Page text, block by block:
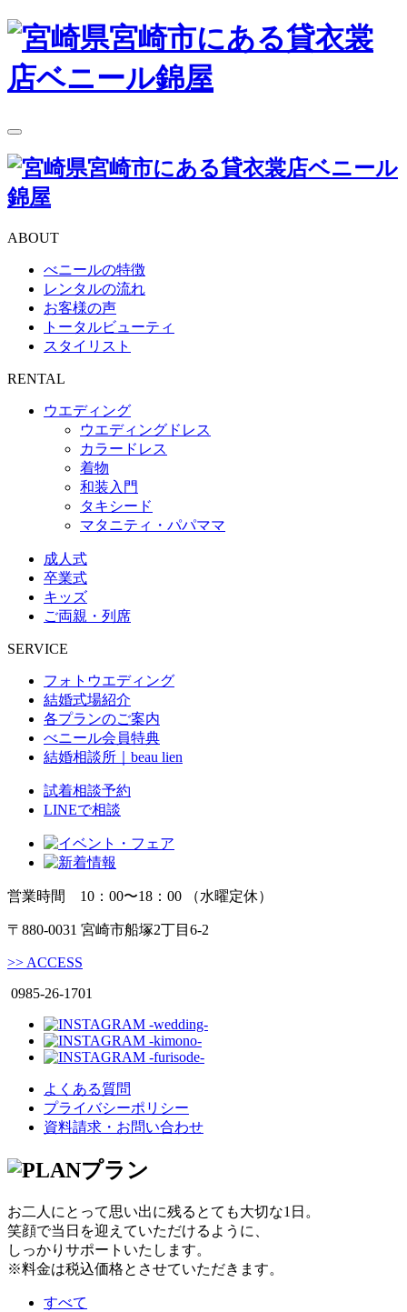
toggle
navigation
ABOUT
べニールの特徴
レンタルの流れ
お客様の声
トータルビューティ
スタイリスト
RENTAL
ウエディング
ウエディングドレス
カラードレス
着物
和装入門
タキシード
マタニティ・パパママ
成人式
卒業式
キッズ
ご両親・列席
SERVICE
フォトウエディング
結婚式場紹介
各プランのご案内
べニール会員特典
結婚相談所｜beau lien
試着相談予約
LINEで相談
営業時間 10：00〜18：00 （水曜定休）
〒880-0031 宮崎市船塚2丁目6-2
>> ACCESS
0985-26-1701
よくある質問
プライバシーポリシー
資料請求・お問い合わせ
プラン
お二人にとって思い出に残るとても大切な1日。
笑顔で当日を迎えていただけるように、
しっかりサポートいたします。
※料金は税込価格とさせていただきます。
すべて